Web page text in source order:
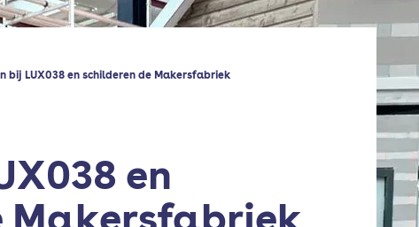
bij LUX038 en schilderen de Makersfabriek
en